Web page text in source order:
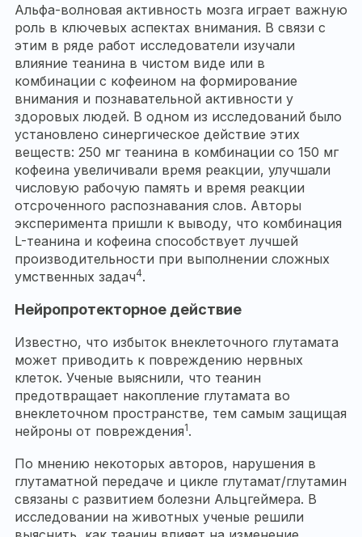
Альфа-волновая активность мозга играет важную
роль в ключевых аспектах внимания. В связи с
этим в ряде работ исследователи изучали
влияние теанина в чистом виде или в
комбинации с кофеином на формирование
внимания и познавательной активности у
здоровых людей. В одном из исследований было
установлено синергическое действие этих
веществ: 250 мг теанина в комбинации со 150 мг
кофеина увеличивали время реакции, улучшали
числовую рабочую память и время реакции
отсроченного распознавания слов. Авторы
эксперимента пришли к выводу, что комбинация
L-теанина и кофеина способствует лучшей
производительности при выполнении сложных
умственных задач4.
Нейропротекторное действие
Известно, что избыток внеклеточного глутамата
может приводить к повреждению нервных
клеток. Ученые выяснили, что теанин
предотвращает накопление глутамата во
внеклеточном пространстве, тем самым защищая
нейроны от повреждения1.
По мнению некоторых авторов, нарушения в
глутаматной передаче и цикле глутамат/глутамин
связаны с развитием болезни Альцгеймера. В
исследовании на животных ученые решили